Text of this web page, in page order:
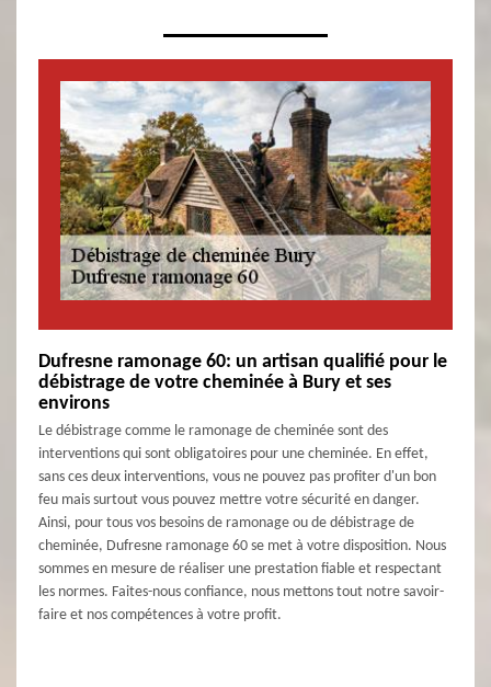
Dufresne ramonage 60: un artisan qualifié pour le
débistrage de votre cheminée à Bury et ses
environs
Le débistrage comme le ramonage de cheminée sont des
interventions qui sont obligatoires pour une cheminée. En effet,
sans ces deux interventions, vous ne pouvez pas profiter d'un bon
feu mais surtout vous pouvez mettre votre sécurité en danger.
Ainsi, pour tous vos besoins de ramonage ou de débistrage de
cheminée, Dufresne ramonage 60 se met à votre disposition. Nous
sommes en mesure de réaliser une prestation fiable et respectant
les normes. Faites-nous confiance, nous mettons tout notre savoir-
faire et nos compétences à votre profit.